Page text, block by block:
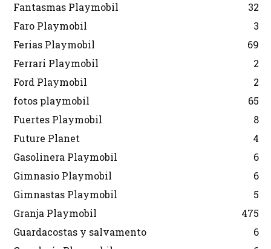
Fantasmas Playmobil
32
Faro Playmobil
3
Ferias Playmobil
69
Ferrari Playmobil
2
Ford Playmobil
2
fotos playmobil
65
Fuertes Playmobil
8
Future Planet
4
Gasolinera Playmobil
6
Gimnasio Playmobil
6
Gimnastas Playmobil
5
Granja Playmobil
475
Guardacostas y salvamento
6